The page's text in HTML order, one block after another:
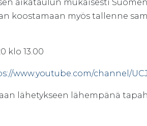
aikataulun mukaisesti
koostamaan myös tallenne
klo 13.00
www.youtube.com/channel/
lähetykseen lähempänä